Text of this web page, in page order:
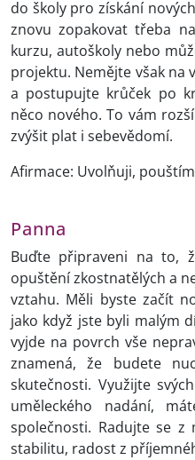
do školy pro získání
znovu zopakovat třeba
kurzu, autoškoly nebo
projektu. Nemějte však na
a postupujte krůček po
něco nového. To vám
zvýšit plat i sebevědomí.
Afirmace: Uvolňuji,
Panna
Buďte připraveni na to,
opuštění zkostnatělých a
vztahu. Měli byste začít
jako když jste byli malým
vyjde na povrch vše
znamená, že budete
skutečnosti. Využijte
uměleckého nadání,
společnosti. Radujte se z
stabilitu, radost z